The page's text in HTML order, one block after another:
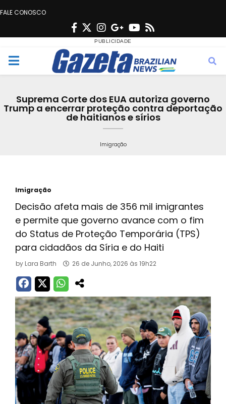
FALE CONOSCO
F
c
e
o
o
T
w
i
t
e
r
n
s
t
g
r
a
m
G
o
o
g
e
Y
u
t
b
e
s
M
n
Suprema Corte dos EUA autoriza governo
Trump a encerrar proteção contra deportação
de haitianos e sírios
Imigração
Imigração
Decisão afeta mais de 356 mil imigrantes
e permite que governo avance com o fim
do Status de Proteção Temporária (TPS)
para cidadãos da Síria e do Haiti
by Lara Barth 26 de Junho, 2026 às 19h22